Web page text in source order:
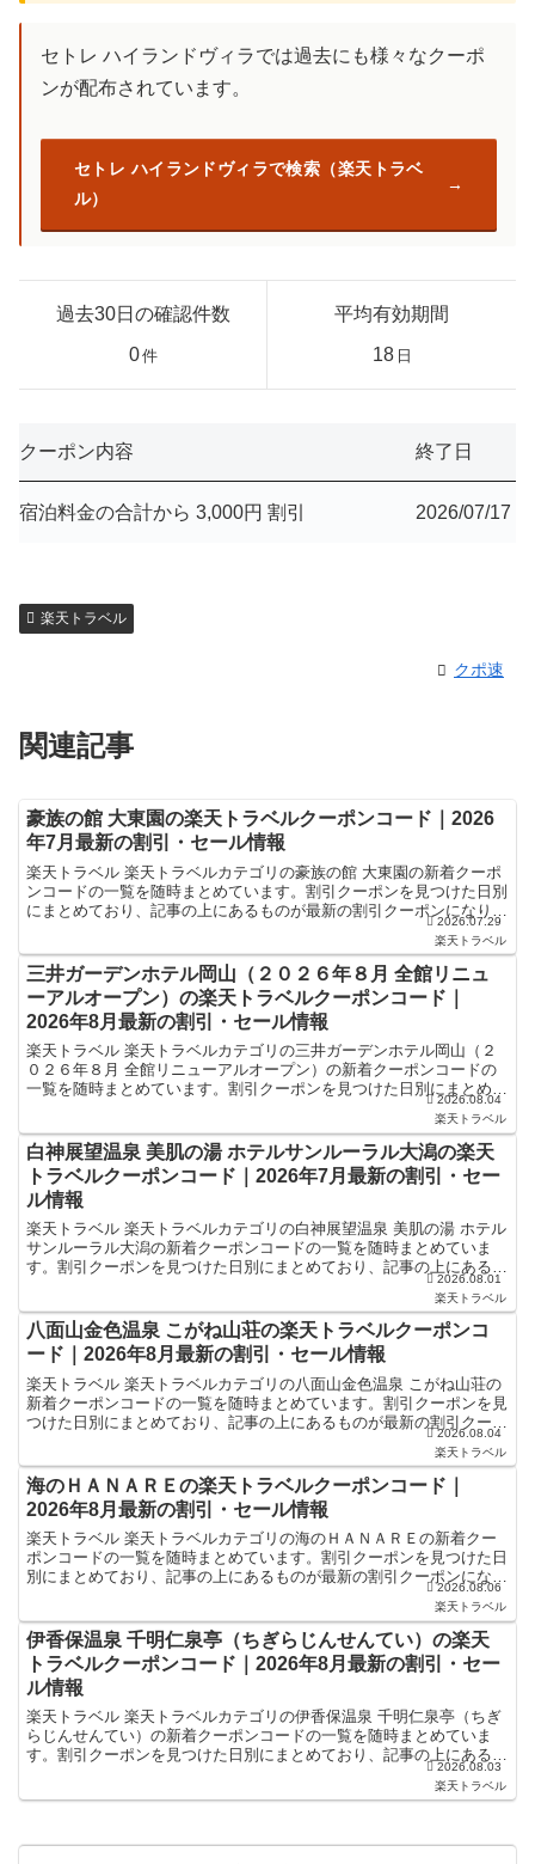
セトレ ハイランドヴィラでは過去にも様々なクーポ
ンが配布されています。
セトレ ハイランドヴィラで検索（楽天トラベ
ル）
過去30日の確認件数
0件
平均有効期間
18 日
クーポン内容 終了日
宿泊料金の合計から 3,000円 割引 2026/07/17
楽天トラベル
クポ速
関連記事
豪族の館 大東園の楽天トラベルクーポンコード｜2026
年7月最新の割引・セール情報
楽天トラベル 楽天トラベルカテゴリの豪族の館 大東園の新着クーポ
ンコードの一覧を随時まとめています。割引クーポンを見つけた日別
にまとめており、記事の上にあるものが最新の割引クーポンになりま
す。ホテル・旅館宿泊の予約などで使えるクーポンやセー...2026.07.29
楽天トラベル
三井ガーデンホテル岡山（２０２６年８月 全館リニュ
ーアルオープン）の楽天トラベルクーポンコード｜
2026年8月最新の割引・セール情報
楽天トラベル 楽天トラベルカテゴリの三井ガーデンホテル岡山（２
０２６年８月 全館リニューアルオープン）の新着クーポンコードの
一覧を随時まとめています。割引クーポンを見つけた日別にまとめて
おり、記事の上にあるものが最新の割引クーポンになります...2026.08.04
楽天トラベル
白神展望温泉 美肌の湯 ホテルサンルーラル大潟の楽天
トラベルクーポンコード｜2026年7月最新の割引・セー
ル情報
楽天トラベル 楽天トラベルカテゴリの白神展望温泉 美肌の湯 ホテル
サンルーラル大潟の新着クーポンコードの一覧を随時まとめていま
す。割引クーポンを見つけた日別にまとめており、記事の上にあるも
のが最新の割引クーポンになります。ホテル・旅館宿泊の...2026.08.01
楽天トラベル
八面山金色温泉 こがね山荘の楽天トラベルクーポンコ
ード｜2026年8月最新の割引・セール情報
楽天トラベル 楽天トラベルカテゴリの八面山金色温泉 こがね山荘の
新着クーポンコードの一覧を随時まとめています。割引クーポンを見
つけた日別にまとめており、記事の上にあるものが最新の割引クーポ
ンになります。ホテル・旅館宿泊の予約などで使えるクー...2026.08.04
楽天トラベル
海のＨＡＮＡＲＥの楽天トラベルクーポンコード｜
2026年8月最新の割引・セール情報
楽天トラベル 楽天トラベルカテゴリの海のＨＡＮＡＲＥの新着クー
ポンコードの一覧を随時まとめています。割引クーポンを見つけた日
別にまとめており、記事の上にあるものが最新の割引クーポンになり
ます。ホテル・旅館宿泊の予約などで使えるクーポンやセー...2026.08.06
楽天トラベル
伊香保温泉 千明仁泉亭（ちぎらじんせんてい）の楽天
トラベルクーポンコード｜2026年8月最新の割引・セー
ル情報
楽天トラベル 楽天トラベルカテゴリの伊香保温泉 千明仁泉亭（ちぎ
らじんせんてい）の新着クーポンコードの一覧を随時まとめていま
す。割引クーポンを見つけた日別にまとめており、記事の上にあるも
のが最新の割引クーポンになります。ホテル・旅館宿泊の予...2026.08.03
楽天トラベル